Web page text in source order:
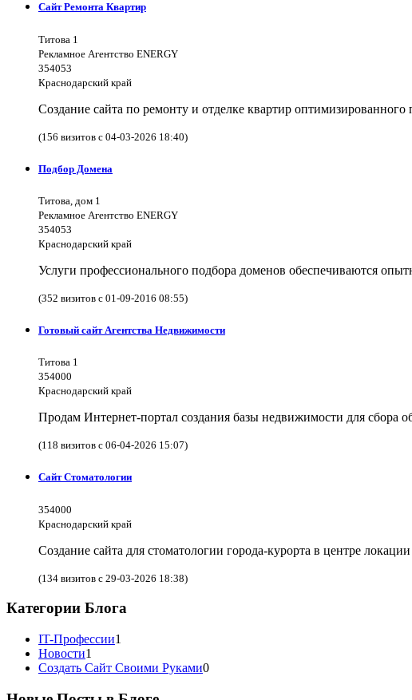
Сайт Ремонта Квартир
Титова 1
Рекламное Агентство ENERGY
354053
Краснодарский край
Создание сайта по ремонту и отделке квартир
(156 визитов с 04-03-2026 18:40)
Подбор Домена
Титова, дом 1
Рекламное Агентство ENERGY
354053
Краснодарский край
Услуги профессионального подбора доменов обеспечиваются
(352 визитов с 01-09-2016 08:55)
Готовый сайт Агентства Недвижимости
Титова 1
354000
Краснодарский край
Продам Интернет-портал создания базы недвижимости для
(118 визитов с 06-04-2026 15:07)
Сайт Стоматологии
354000
Краснодарский край
Создание сайта для стоматологии города-курорта в центре
(134 визитов с 29-03-2026 18:38)
Категории Блога
IT-Профессии1
Новости1
Создать Сайт Своими Руками0